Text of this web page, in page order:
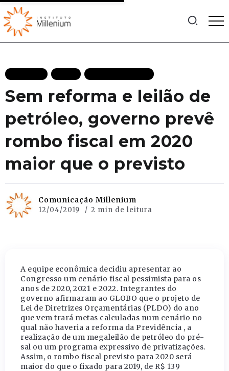
Sem reforma e leilão de
petróleo, governo prevê
rombo fiscal em 2020
maior que o previsto
Comunicação Millenium
12/04/2019 2 min de leitura
A equipe econômica decidiu apresentar ao
Congresso um cenário fiscal pessimista para os
anos de 2020, 2021 e 2022. Integrantes do
governo afirmaram ao GLOBO que o projeto de
Lei de Diretrizes Orçamentárias (PLDO) do ano
que vem trará metas calculadas num cenário no
qual não haveria a reforma da Previdência , a
realização de um megaleilão de petróleo do pré-
sal ou um programa expressivo de privatizações.
Assim, o rombo fiscal previsto para 2020 será
maior do que o fixado para 2019, de R$ 139